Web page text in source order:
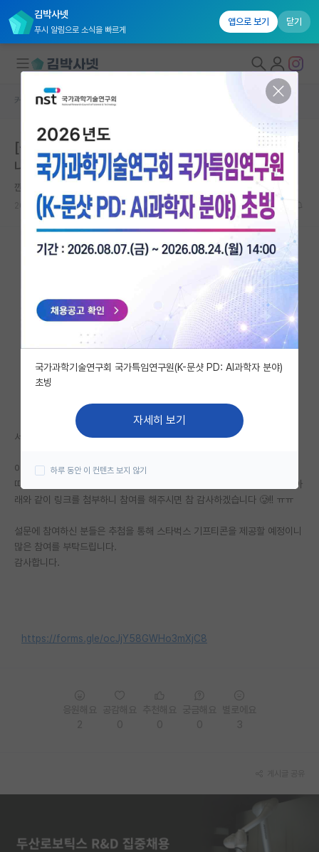
김박사넷
푸시 알림으로 소식을 빠르게
앱으로 보기 닫기
연구실&오픈랩
커뮤니티
커뮤니티 홈
IF 명예의전당
자유 게시판(아무개랩)
미국 유학 게시판
미국 대학원 합격 후기 게시판
대학원생 모집 게시판
연구실(PI) 홍보 게시판
임용 정보 게시판
임용 후기 게시판
커뮤니티 홈 자유 게시판(아무개랩)
[석사과정] 서울대학교 대학원생 설문조사 참여 부탁드립
니다. (스타벅스 기프티콘 추첨)
깐깐한 게오르크 헤겔
2023.12.10 0 1912
서울대학교 소비자학과 석사과정에 재학중인 대학원생입니다.
이번 학기 <MZ세대 소비자의 물질주의 및 과시소비성향과 시간지향성에
따른 사랑유형에 관한 연구>를 진행하며 양적조사를 실시하고 있습니다. 아
래와 같이 링크를 첨부하니 참여를 해주시면 참 감사하겠습니다 🥲!! ㅠㅠ
설문에 참여하신 분들은 추첨을 통해 스타벅스 기프티콘을 제공할 예정이니
많은 참여를 부탁드립니다.
감사합니다.
https://forms.gle/ocJjY58GWHo3mXjC8
국가과학기술연구회 국가특임연구원(K-문샷 PD: AI과학자 분야)
초빙
자세히 보기
하루 동안 이 컨텐츠 보지 않기